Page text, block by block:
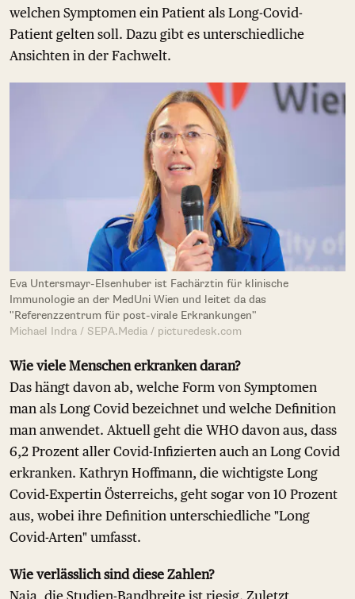
welchen Symptomen ein Patient als Long-Covid-
Patient gelten soll. Dazu gibt es unterschiedliche
Ansichten in der Fachwelt.
Eva Untersmayr-Elsenhuber ist Fachärztin für klinische
Immunologie an der MedUni Wien und leitet da das
"Referenzzentrum für post-virale Erkrankungen"
Michael Indra / SEPA.Media / picturedesk.com
Wie viele Menschen erkranken daran?
Das hängt davon ab, welche Form von Symptomen
man als Long Covid bezeichnet und welche Definition
man anwendet. Aktuell geht die WHO davon aus, dass
6,2 Prozent aller Covid-Infizierten auch an Long Covid
erkranken. Kathryn Hoffmann, die wichtigste Long
Covid-Expertin Österreichs, geht sogar von 10 Prozent
aus, wobei ihre Definition unterschiedliche "Long
Covid-Arten" umfasst.
Wie verlässlich sind diese Zahlen?